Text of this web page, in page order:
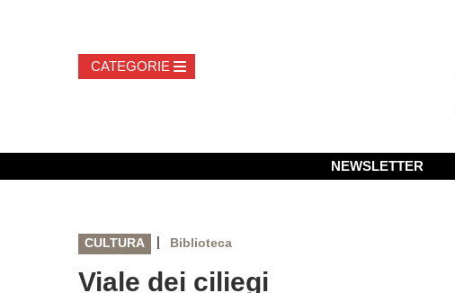
NEWSLETTER
CULTURA | Biblioteca
Viale dei ciliegi